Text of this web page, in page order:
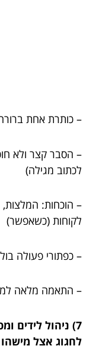
– כותרת אחת
– הסבר קצר ולא
לכתוב מגילה)
– הוכחות: המלצות,
לקוחות (כשאפשר)
– כפתורי פעולה
– התאמה מלאה
7) ניהול לידים
לחגוג אצל